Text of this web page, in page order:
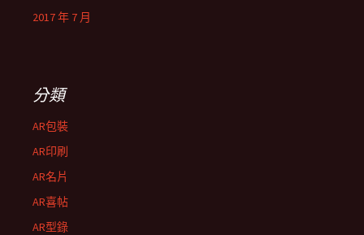
2017 年 7 月
分類
AR包裝
AR印刷
AR名片
AR喜帖
AR型錄